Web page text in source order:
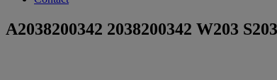
A2038200342 2038200342 W203